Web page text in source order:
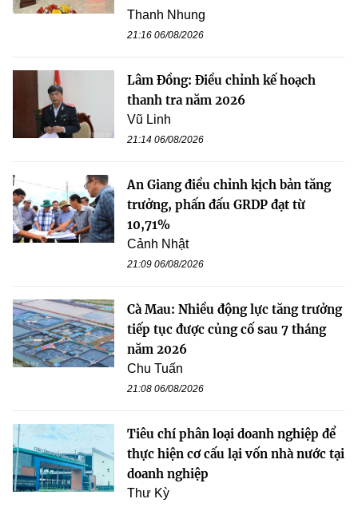
Thanh Nhung
21:16 06/08/2026
Lâm Đồng: Điều chỉnh kế hoạch
thanh tra năm 2026
Vũ Linh
21:14 06/08/2026
An Giang điều chỉnh kịch bản tăng
trưởng, phấn đấu GRDP đạt từ
10,71%
Cảnh Nhật
21:09 06/08/2026
Cà Mau: Nhiều động lực tăng trưởng
tiếp tục được củng cố sau 7 tháng
năm 2026
Chu Tuấn
21:08 06/08/2026
Tiêu chí phân loại doanh nghiệp để
thực hiện cơ cấu lại vốn nhà nước tại
doanh nghiệp
Thư Kỳ